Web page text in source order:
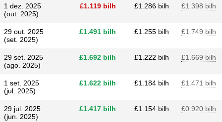
1 dez. 2025
(out. 2025)
£​1.119 bilh £​1.286 bilh £​1.398 bilh
29 out. 2025
(set. 2025)
£​1.491 bilh £​1.255 bilh £​1.749 bilh
29 set. 2025
(ago. 2025)
£​1.692 bilh £​1.222 bilh £​1.669 bilh
1 set. 2025
(jul. 2025)
£​1.622 bilh £​1.184 bilh £​1.471 bilh
29 jul. 2025
(jun. 2025)
£​1.417 bilh £​1.154 bilh £​0.920 bilh